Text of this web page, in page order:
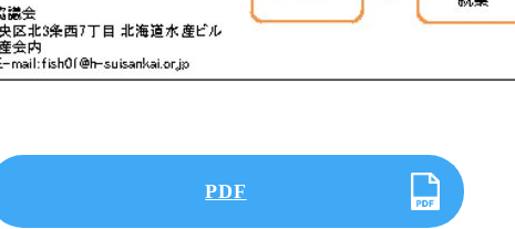
PDF